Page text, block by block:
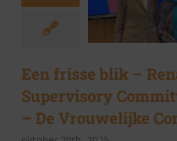
Een frisse blik –
Supervisory
– De Vrouwelijke